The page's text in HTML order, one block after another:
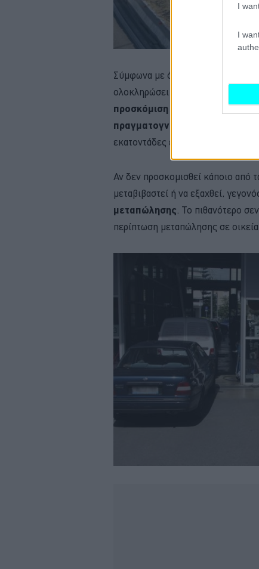
I
I
Σύμφωνα με όσα έχουν γίνει
ολοκληρώσει τον κύκλο ζωής του
προσκόμιση ισχύοντος
πραγματογνωμοσύνης
εκατοντάδες ευρώ στον
Αν δεν προσκομισθεί κάποιο από
μεταβιβαστεί ή να εξαχθεί,
μεταπώλησης. Το πιθανότερο
περίπτωση μεταπώλησης σε